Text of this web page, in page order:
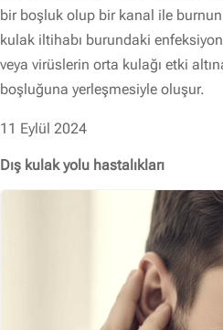
bir boşluk olup bir kanal ile burnun
kulak iltihabı burundaki
veya virüslerin orta kulağı etki
boşluğuna yerleşmesiyle oluşur.
11 Eylül 2024
Dış kulak yolu hastalıkları